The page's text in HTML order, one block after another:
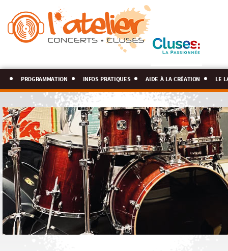
programmation infos pratiques aide à la création le